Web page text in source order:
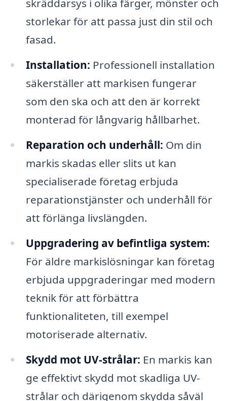
skräddarsys i olika färger, mönster och
storlekar för att passa just din stil och
fasad.
Installation: Professionell installation
säkerställer att markisen fungerar
som den ska och att den är korrekt
monterad för långvarig hållbarhet.
Reparation och underhåll: Om din
markis skadas eller slits ut kan
specialiserade företag erbjuda
reparationstjänster och underhåll för
att förlänga livslängden.
Uppgradering av befintliga system:
För äldre markislösningar kan företag
erbjuda uppgraderingar med modern
teknik för att förbättra
funktionaliteten, till exempel
motoriserade alternativ.
Skydd mot UV-strålar: En markis kan
ge effektivt skydd mot skadliga UV-
strålar och därigenom skydda såväl